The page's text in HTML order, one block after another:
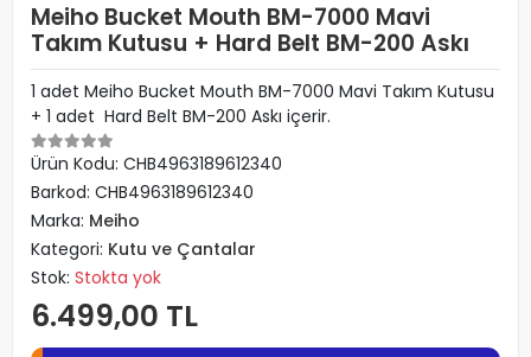
Meiho Bucket Mouth BM-7000 Mavi
Takım Kutusu + Hard Belt BM-200 Askı
1 adet Meiho Bucket Mouth BM-7000 Mavi Takım Kutusu
+ 1 adet Hard Belt BM-200 Askı içerir.
Ürün Kodu: CHB4963189612340
Barkod: CHB4963189612340
Marka: Meiho
Kategori: Kutu ve Çantalar
Stok: Stokta yok
6.499,00 TL